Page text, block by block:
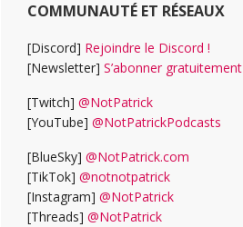
COMMUNAUTÉ ET RÉSEAUX
[Discord] Rejoindre le Discord !
[Newsletter] S’abonner gratuitement
[Twitch] @NotPatrick
[YouTube] @NotPatrickPodcasts
[BlueSky] @NotPatrick.com
[TikTok] @notnotpatrick
[Instagram] @NotPatrick
[Threads] @NotPatrick